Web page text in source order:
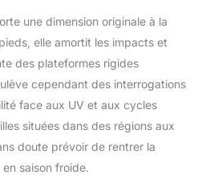
deux côtés du
toboggan assurent la
sécurité des enfants
lorsqu'ils glissent. Les
créent une aire de jeu
sûre pour tous les
enfants. Matières
premières de haute
une dimension originale à la
elle amortit les impacts et
des plateformes rigides
cependant des interrogations
face aux UV et aux cycles
situées dans des régions aux
doute prévoir de rentrer la
saison froide.